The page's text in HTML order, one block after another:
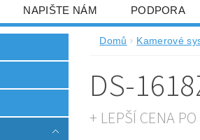
NAPIŠTE NÁM PODPORA
VELKOOBCHODDomů Kamerové
DS-
+ LEPŠÍ CENA